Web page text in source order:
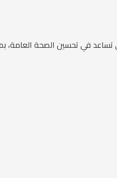
في تحسين الصحة العامة،